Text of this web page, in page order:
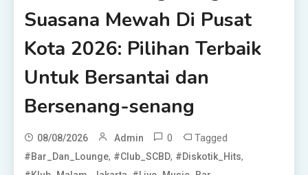
Suasana Mewah Di Pusat
Kota 2026: Pilihan Terbaik
Untuk Bersantai dan
Bersenang-senang
08/08/2026 Admin 0 Tagged
#Bar_Dan_Lounge, #Club_SCBD, #Diskotik_Hits,